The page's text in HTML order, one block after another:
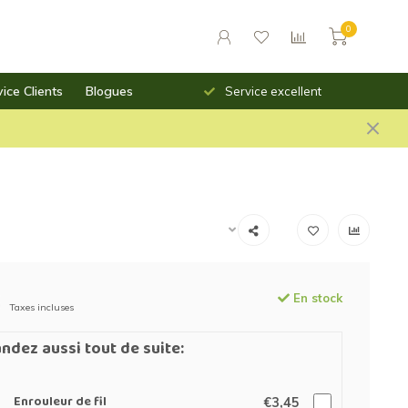
0
Clients Blogues
rapide Service excellent
Taxes incluses
En stock
aussi tout de suite:
Enrouleur de fil €3,45